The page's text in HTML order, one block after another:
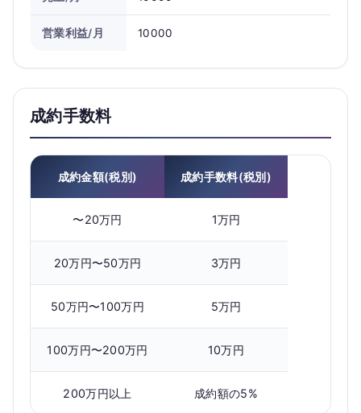
営業利益/月 10000
成約手数料
成約金額(税別) 成約手数料(税別)
〜20万円 1万円
20万円〜50万円 3万円
50万円〜100万円 5万円
100万円〜200万円 10万円
200万円以上 成約額の5%